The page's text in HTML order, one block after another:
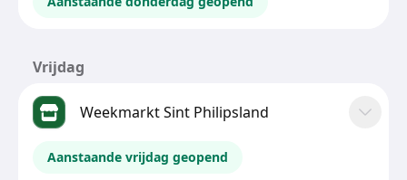
Vrijdag
Weekmarkt Sint Philipsland
Aanstaande vrijdag geopend